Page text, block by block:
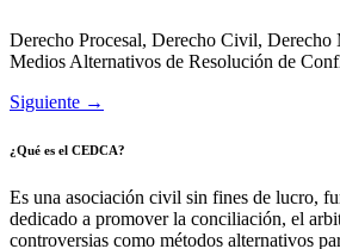
Derecho Procesal, Derecho Civil, Derecho
Medios Alternativos de Resolución de
Siguiente →
¿Qué es el CEDCA?
Es una asociación civil sin fines de lucro,
dedicado a promover la conciliación, el
controversias como métodos alternativos